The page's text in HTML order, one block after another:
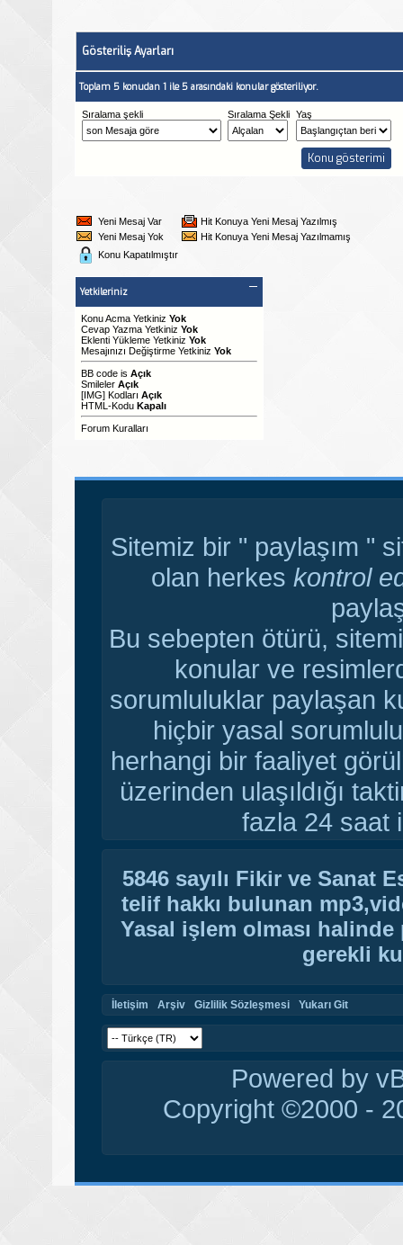
Gösteriliş Ayarları
Toplam 5 konudan 1 ile 5 arasındaki konular gösteriliyor.
Sıralama şekli Sıralama Şekli Yaş
Yeni Mesaj Var
Hit Konuya Yeni Mesaj Yazılmış
Yeni Mesaj Yok
Hit Konuya Yeni Mesaj Yazılmamış
Konu Kapatılmıştır
Yetkileriniz
Konu Acma Yetkiniz Yok
Cevap Yazma Yetkiniz Yok
Eklenti Yükleme Yetkiniz Yok
Mesajınızı Değiştirme Yetkiniz Yok
BB code is Açık
Smileler Açık
[IMG] Kodları Açık
HTML-Kodu Kapalı
Forum Kuralları
Sitemiz bir " paylaşım "
olan herkes kontrol
Bu sebepten ötürü,
konular ve
sorumluluklar paylaşan
hiçbir yasal
herhangi bir faaliyet
üzerinden ulaşıldığı
fazla 24 saat
5846 sayılı Fikir ve Sanat
telif hakkı bulunan
Yasal işlem olması
gerekli
İletişim Arşiv Gizlilik Sözleşmesi Yukarı Git
Powered by
Copyright ©2000 -